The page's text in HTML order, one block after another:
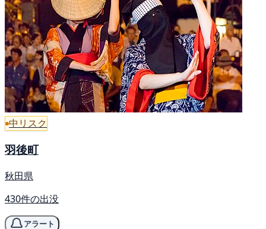
中リスク
羽後町
秋田県
430件の出没
アラート